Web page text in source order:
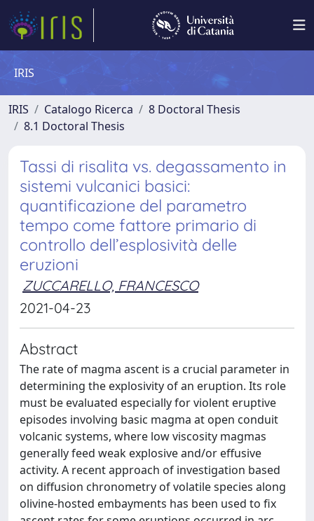
IRIS
IRIS Catalogo Ricerca
8 Doctoral Thesis
8.1 Doctoral Thesis
Tassi di risalita vs. degassamento in
sistemi vulcanici basici:
quantificazione del parametro
tempo come fattore primario di
controllo dell’esplosività delle
eruzioni
ZUCCARELLO, FRANCESCO
2021-04-23
Abstract
The rate of magma ascent is a crucial parameter in
determining the explosivity of an eruption. Its role
must be evaluated especially for violent eruptive
episodes involving basic magma at open conduit
volcanic systems, where low viscosity magmas
generally feed weak explosive and/or effusive
activity. A recent approach of investigation based
on diffusion chronometry of volatile species along
olivine-hosted embayments has been used to fix